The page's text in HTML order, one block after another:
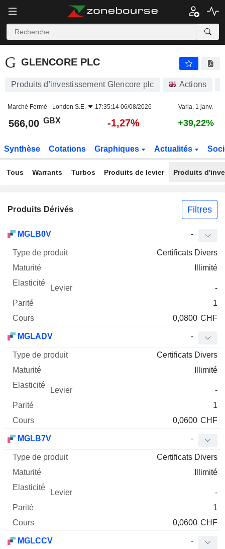
GLENCORE PLC
GLENCORE PLC
Produits d'investissement Glencore plc Actions
Marché Fermé - London S.E. 17:35:14 06/08/2026 Varia. 1 janv.
566,00 GBX -1,27% +39,22%
Synthèse Cotations Graphiques Actualités
Tous Warrants Turbos Produits de levier Produits
Produits Dérivés Filtres
Mnemo Type produit
Elasticité Levier Parité
MGLB0V -
Certificats Divers
Illimité
-
1
0,0800 CHF
MGLADV -
Certificats Divers
Illimité
-
1
0,0600 CHF
MGLB7V -
Certificats Divers
Illimité
-
1
0,0600 CHF
MGLCCV -